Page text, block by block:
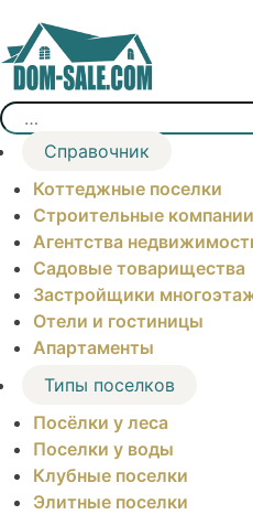
content
Найти:
Справочник
Коттеджные поселки
Строительные компании
Агентства
Садовые товарищества
Застройщики
Отели и гостиницы
Апартаменты
Типы поселков
Посёлки у леса
Поселки у воды
Клубные поселки
Элитные поселки